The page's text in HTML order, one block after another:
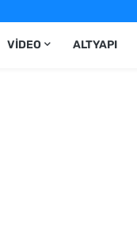
VIDEO ALTYAPI